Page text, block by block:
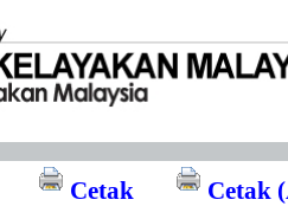
Cetak
Cetak